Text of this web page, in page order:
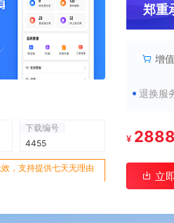
下载编号
4455
，支持提供七天无理由
郑重
增
退换服
¥ 2888
立